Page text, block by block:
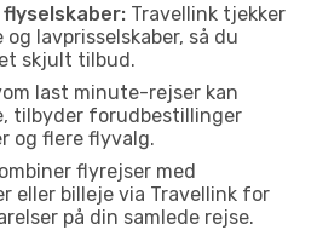
flyselskaber: Travellink tjekker
lavprisselskaber, så du
skjult tilbud.
last minute-rejser kan
tilbyder forudbestillinger
og flere flyvalg.
flyrejser med
eller billeje via Travellink for
på din samlede rejse.